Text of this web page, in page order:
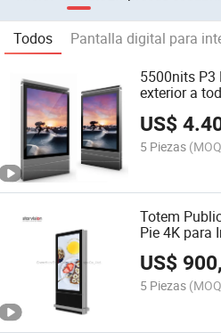
Todos Pantalla digital para
5500nits P3
exterior a
US$
5 Piezas
Totem
Pie 4K para
Comercial
US$
5 Piezas